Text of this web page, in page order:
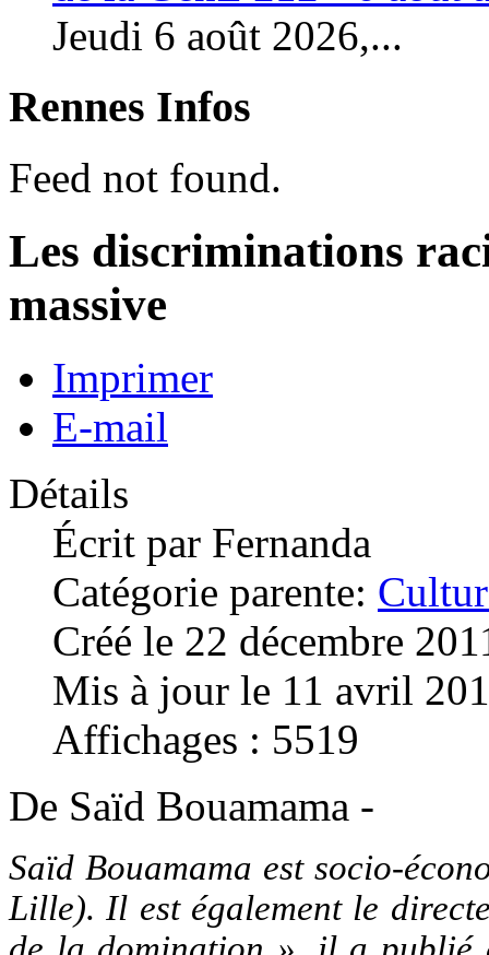
Jeudi 6 août 2026,...
Rennes Infos
Feed not found.
Les discriminations
massive
Imprimer
E-mail
Détails
Écrit par Fernanda
Catégorie parente:
Créé le 22 décembre
Mis à jour le 11 avril
Affichages : 5519
De Saïd Bouamama -
Saïd Bouamama est socio-
Lille). Il est également le